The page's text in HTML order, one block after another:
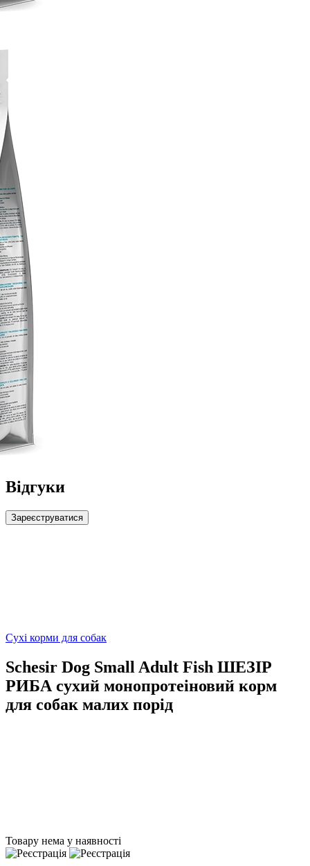
Відгуки
Зареєструватися
Сухі корми для собак
Schesir Dog Small Adult Fish ШЕЗІР
РИБА сухий монопротеіновий корм
для собак малих порід
Товару нема у наявності